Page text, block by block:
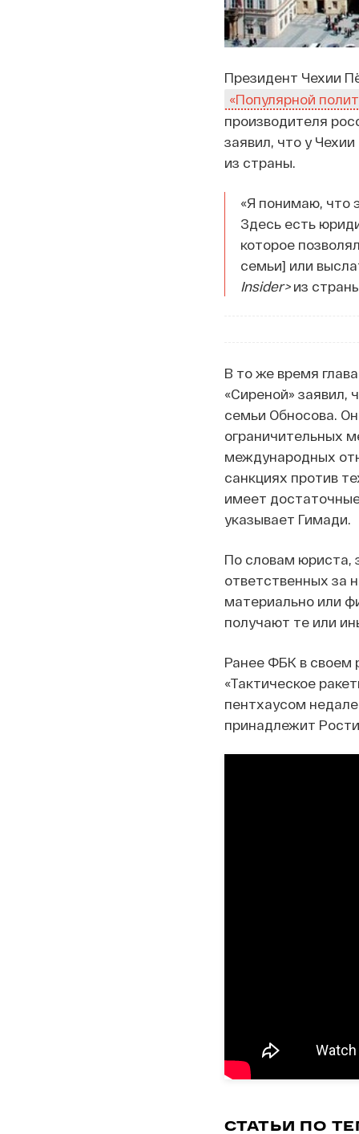
Президент Чехии
«Популярной
производителя
заявил, что у
из страны.
«Я понимаю, что
Здесь есть
которое
семьи] или
Insider> из
В то же время
«Сиреной» заявил,
семьи Обносова.
ограничительных
международных
санкциях против
имеет
указывает Гимади.
По словам юриста,
ответственных за
материально или
получают те или
Ранее ФБК в своем
«Тактическое
пентхаусом
принадлежит
СТАТЬИ ПО